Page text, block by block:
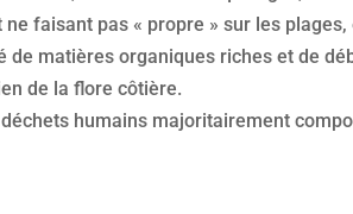
faisant pas « propre » sur les
matières organiques riches et de
de la flore côtière.
humains majoritairement